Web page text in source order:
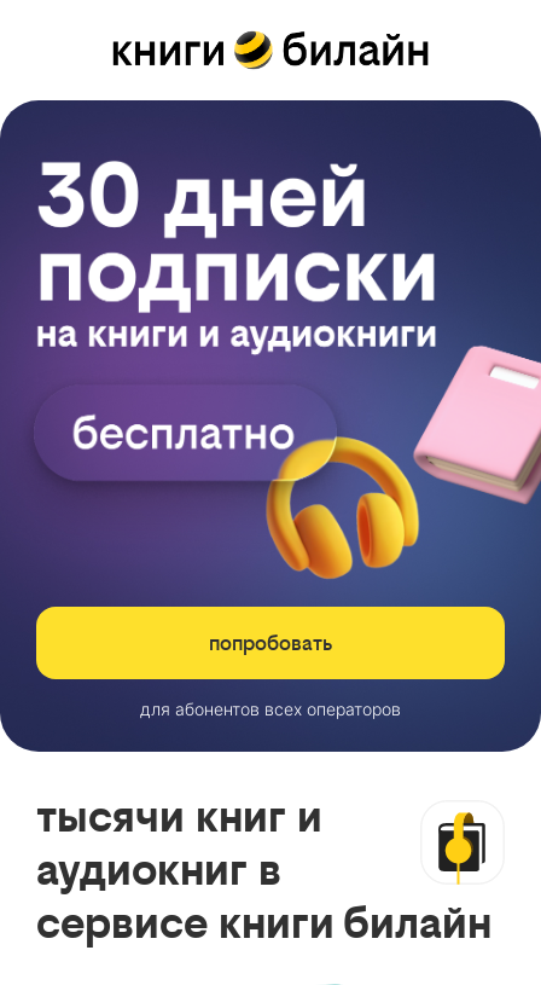
попробовать
для абонентов всех операторов
тысячи книг и
аудиокниг в
сервисе книги билайн